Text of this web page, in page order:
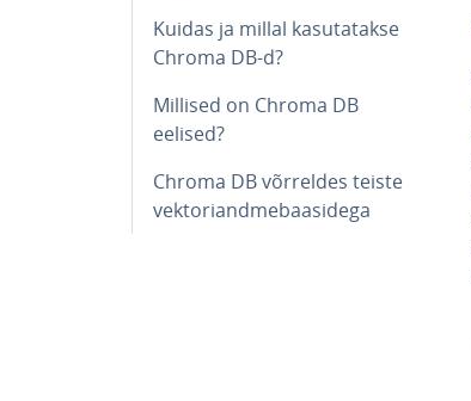
Kuidas ja millal ka­su­ta­takse
Chroma DB-d?
Millised on Chroma DB
eelised?
Chroma DB võrreldes teiste
vek­to­ri­and­me­baasi­dega